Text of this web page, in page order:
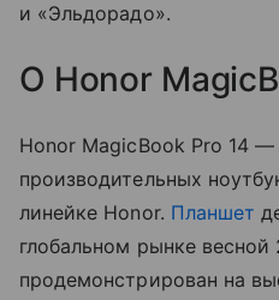
и «Эльдорадо».
О Honor
Honor MagicBook Pro 14
производительных
линейке Honor. Планшет
глобальном рынке
продемонстрирован на